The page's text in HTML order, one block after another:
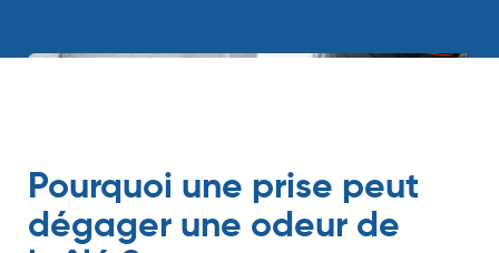
Pourquoi une prise peut
dégager une odeur de